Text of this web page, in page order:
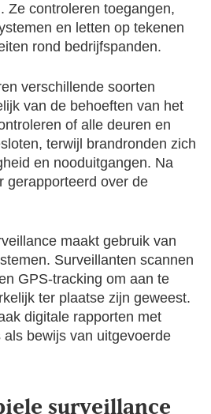
Ze controleren toegangen,
en letten op tekenen
rond bedrijfspanden.
verschillende soorten
van de behoeften van het
of alle deuren en
terwijl brandronden zich
en nooduitgangen. Na
gerapporteerd over de
maakt gebruik van
Surveillanten scannen
GPS-tracking om aan te
ter plaatse zijn geweest.
digitale rapporten met
als bewijs van uitgevoerde
surveillance